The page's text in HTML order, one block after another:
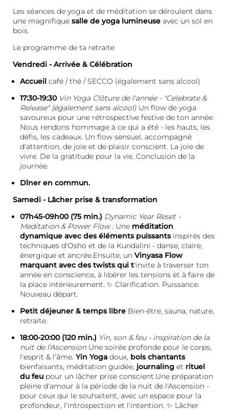
Les séances de yoga et de méditation se déroulent dans
une magnifique salle de yoga lumineuse avec un sol en
bois.
Le programme de ta retraite
Vendredi - Arrivée & Célébration
Accueil café / thé / SECCO (également sans alcool)
17:30-19:30 Vin Yoga Clôture de l'année - "Celebrate &
Release" (également sans alcool) Un flow de yoga
savoureux pour une rétrospective festive de ton année.
Nous rendons hommage à ce qui a été - les hauts, les
défis, les cadeaux. Un flow sensuel, accompagné
d'attention, de joie et de plaisir conscient. La joie de
vivre. De la gratitude pour la vie. Conclusion de la
journée.
Dîner en commun.
Samedi - Lâcher prise & transformation
07h45-09h00 (75 min.) Dynamic Year Reset -
Meditation & Power Flow :Une méditation
dynamique avec des éléments puissantsinspirés des
techniques d'Osho et de la Kundalini - danse, claire,
énergique et ancrée.Ensuite, un Vinyasa Flow
marquant avec des twists qui t'invite à traverser ton
année en conscience, à libérer les tensions et à faire de
la place intérieurement. ✨ Clarification. Puissance.
Nouveau départ.
Petit déjeuner & temps libre Bien-être, sauna, nature,
retraite.
18:00-20:00 (120 min.) Yin, son & feu - inspiration de la
nuit de l'AscensionUne soirée profonde pour le corps,
l'esprit & l'âme. Yin Yoga doux, bols chantants
bienfaisants, méditation guidée, journaling et rituel
du feu pour un lâcher prise conscient.Une préparation
pleine d'amour à la période de la nuit de l'Ascension -
pour ceux qui le souhaitent, avec un espace pour la
profondeur, l'introspection et l'intention. ✨ Lâcher